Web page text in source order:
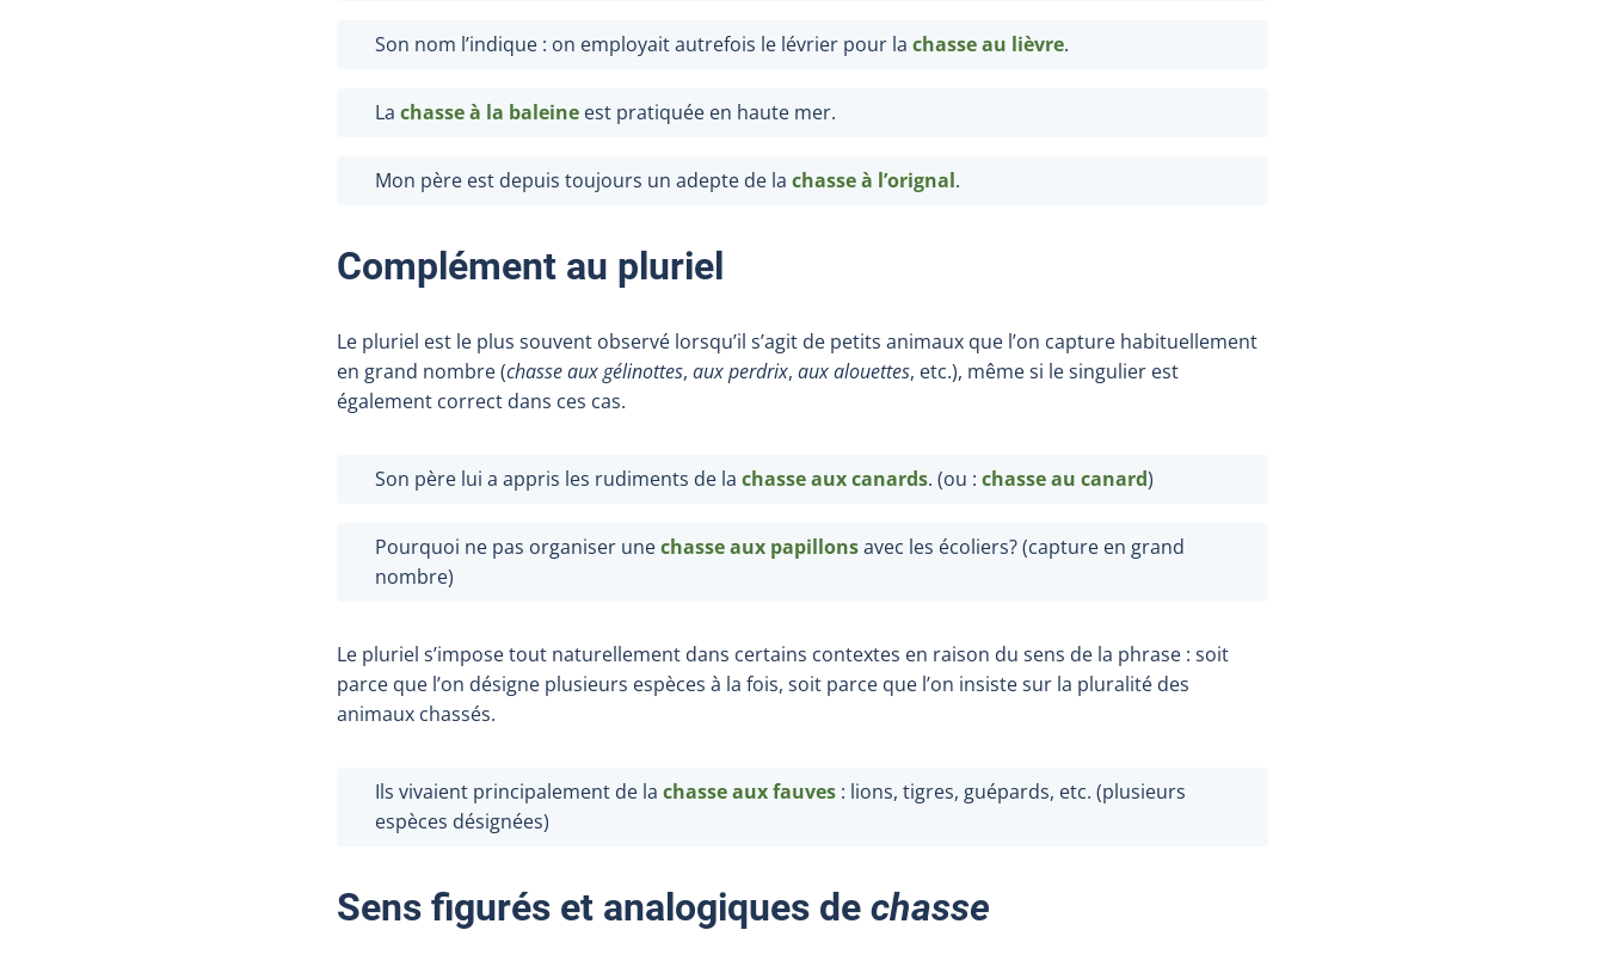
Son nom l’indique : on employait autrefois le lévrier pour la chasse au lièvre.
La chasse à la baleine est pratiquée en haute mer.
Mon père est depuis toujours un adepte de la chasse à l’orignal.
Complément au pluriel
Le pluriel est le plus souvent observé lorsqu’il s’agit de petits animaux que l’on capture habituellement
en grand nombre (chasse aux gélinottes, aux perdrix, aux alouettes, etc.), même si le singulier est
également correct dans ces cas.
Son père lui a appris les rudiments de la chasse aux canards. (ou : chasse au canard)
Pourquoi ne pas organiser unechasse aux papillonsavec les écoliers? (capture en grand
nombre)
Le pluriel s’impose tout naturellement dans certains contextes en raison du sens de la phrase : soit
parce que l’on désigne plusieurs espèces à la fois, soit parce que l’on insiste sur la pluralité des
animaux chassés.
Ils vivaient principalement de la chasse aux fauves : lions, tigres, guépards, etc. (plusieurs
espèces désignées)
Sens figurés et analogiques de chasse